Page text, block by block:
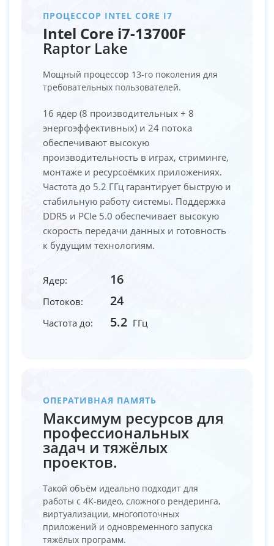
ПРОЦЕССОР INTEL CORE I7
Intel Core i7-13700F
Raptor Lake
Мощный процессор 13-го поколения для
требовательных пользователей.
16 ядер (8 производительных + 8
энергоэффективных) и 24 потока
обеспечивают высокую
производительность в играх, стриминге,
монтаже и ресурсоёмких приложениях.
Частота до 5.2 ГГц гарантирует быструю и
стабильную работу системы. Поддержка
DDR5 и PCIe 5.0 обеспечивает высокую
скорость передачи данных и готовность
к будущим технологиям.
Ядер: 16
Потоков: 24
Частота до: 5.2 ГГц
ОПЕРАТИВНАЯ ПАМЯТЬ
Максимум ресурсов для
профессиональных
задач и тяжёлых
проектов.
Такой объём идеально подходит для
работы с 4K-видео, сложного рендеринга,
виртуализации, многопоточных
приложений и одновременного запуска
тяжёлых программ.